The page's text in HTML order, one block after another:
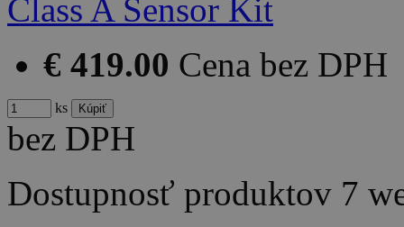
€ 419.00 Cena bez DPH
ks
bez DPH
Dostupnosť produktov 7